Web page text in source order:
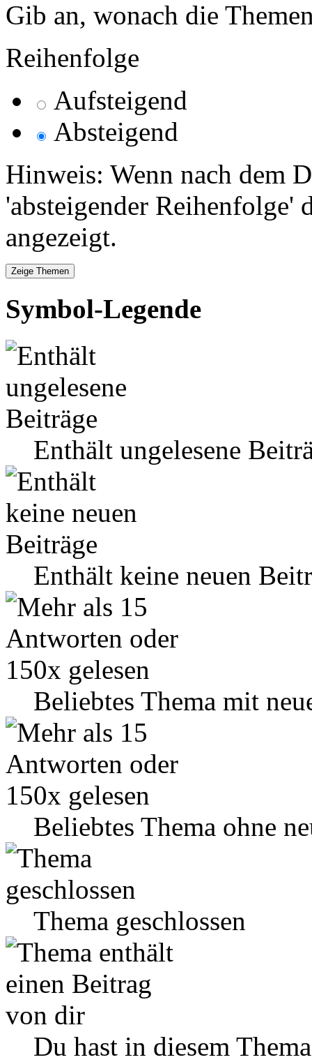
Gib an, wonach die
Reihenfolge
Aufsteigend
Absteigend
Hinweis: Wenn nach dem
'absteigender Reihenfolge'
angezeigt.
Symbol-Legende
Enthält ungelesene
Enthält keine neuen
Beliebtes Thema mit
Beliebtes Thema ohne
Thema geschlossen
Du hast in diesem